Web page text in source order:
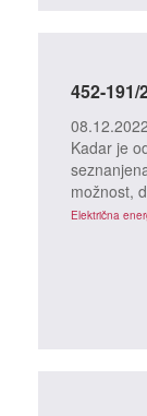
452-191/
08.12.2022
Kadar je
možnost,
Električna